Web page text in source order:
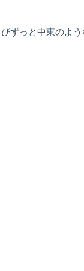
ずっと中東のよう